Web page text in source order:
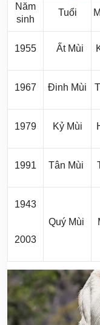
Năm
sinh
Tuổi
1955 Ất Mùi
1967 Đinh Mùi
1979 Kỷ Mùi
1991 Tân Mùi
1943
2003
Quý Mùi